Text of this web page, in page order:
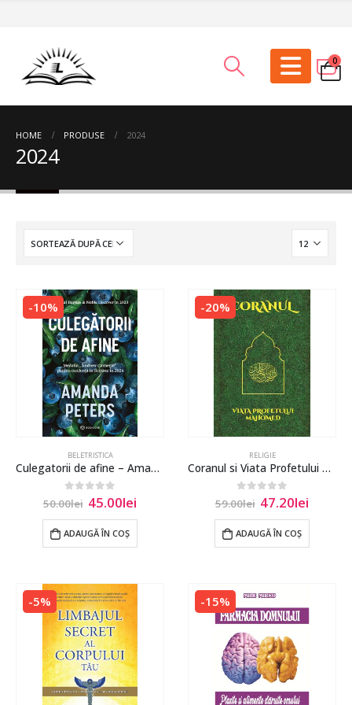
0
HOME PRODUSE 2024
2024
-10%
BELETRISTICA
Culegatorii de afine – Amanda Peters
out of 5
50.00lei 45.00lei
ADAUGĂ ÎN COȘ
-20%
RELIGIE
Coranul si Viata Profetului Mahomed
out of 5
59.00lei 47.20lei
ADAUGĂ ÎN COȘ
-5% -15%